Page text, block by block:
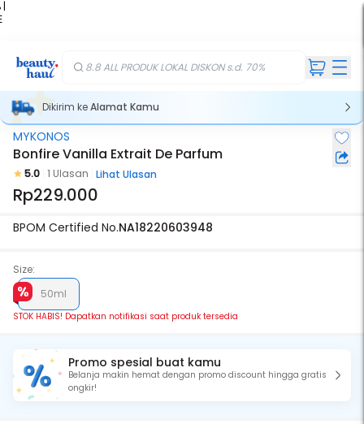
|
8.8 ALL PRODUK LOKAL DISKON s.d. 70%
Dikirim keAlamat Kamu
Stok Habis
MYKONOS
Bonfire Vanilla Extrait De Parfum
5.0 1 Ulasan Lihat Ulasan
Rp229.000
BPOM Certified No.NA18220603948
Size:
50ml
STOK HABIS! Dapatkan notifikasi saat produk tersedia
Promo spesial buat kamu
Belanja makin hemat dengan promo discount hingga gratis
ongkir!